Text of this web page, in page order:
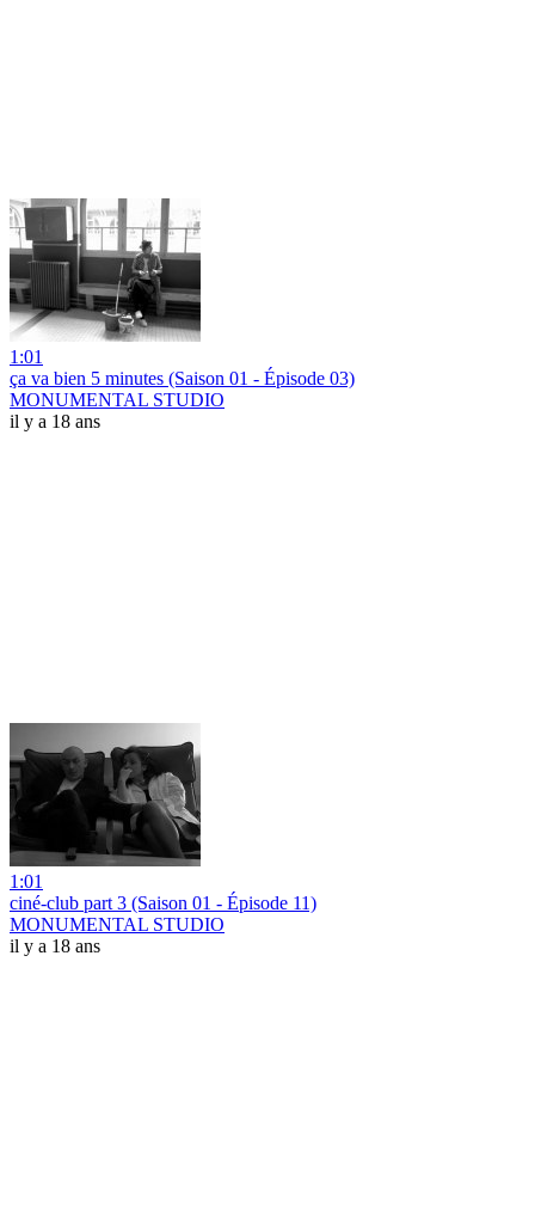
1:01
ça va bien 5 minutes (Saison 01 - Épisode 03)
MONUMENTAL STUDIO
il y a 18 ans
1:01
ciné-club part 3 (Saison 01 - Épisode 11)
MONUMENTAL STUDIO
il y a 18 ans